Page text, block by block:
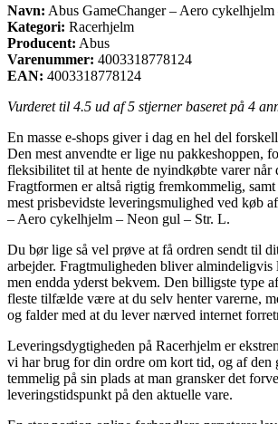
Navn: Abus GameChanger – Aero
Kategori: Racerhjelm
Producent: Abus
Varenummer: 4003318778124
EAN: 4003318778124
Vurderet til 4.5 ud af 5 stjerner baseret på 4
En masse e-shops giver i dag en hel del
Den mest anvendte er lige nu pakkeshoppen,
fleksibilitet til at hente de nyindkøbte varer når
Fragtformen er altså rigtig fremkommelig,
mest prisbevidste leveringsmulighed ved køb
– Aero cykelhjelm – Neon gul – Str. L.
Du bør lige så vel prøve at få ordren sendt til
arbejder. Fragtmuligheden bliver almindeligvis
men endda yderst bekvem. Den billigste type
fleste tilfælde være at du selv henter varerne,
og falder med at du lever nærved internet
Leveringsdygtigheden på Racerhjelm er
vi har brug for din ordre om kort tid, og af den
temmelig på sin plads at man gransker det
leveringstidspunkt på den aktuelle vare.